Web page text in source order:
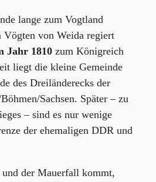
lange zum Vogtland
Vögten von Weida regiert
Jahr 1810 zum Königreich
liegt die kleine Gemeinde
des Dreiländerecks der
Sachsen. Später – zu
– sind es nur wenige
der ehemaligen DDR und
und der Mauerfall kommt,